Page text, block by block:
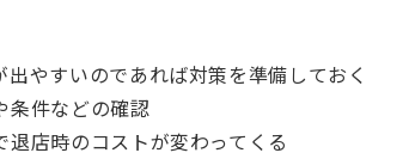
やすいのであれば対策を準備しておく
条件などの確認
店時のコストが変わってくる